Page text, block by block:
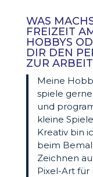
WAS
FREIZEIT
HOBBYS
DIR DEN
ZUR
Meine
spiele
und
kleine
Kreativ bin
beim
Zeichnen
Pixel-Art für